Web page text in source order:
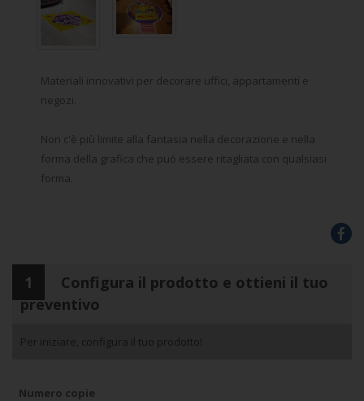
Materiali innovativi per decorare uffici, appartamenti e
negozi.
Non c'è più limite alla fantasia nella decorazione e nella
forma della grafica che puó essere ritagliata con qualsiasi
forma.
1
Configura il prodotto e ottieni il tuo
preventivo
Per iniziare, configura il tuo prodotto!
Numero copie